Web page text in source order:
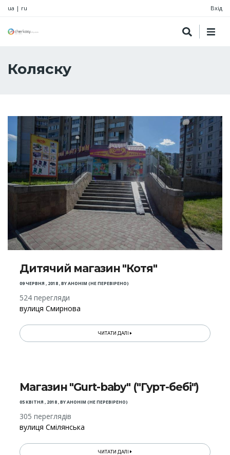
ua | ru Вхід
Коляску
Дитячий магазин "Котя"
09 ЧЕРВНЯ , 2018,BYАНОНІМ (НЕ ПЕРЕВІРЕНО)
524 перегляди
вулиця Смирнова
ЧИТАТИ ДАЛІ
Магазин "Gurt-baby" ("Гурт-бебі")
05 КВІТНЯ , 2018,BYАНОНІМ (НЕ ПЕРЕВІРЕНО)
305 переглядів
вулиця Смілянська
ЧИТАТИ ДАЛІ